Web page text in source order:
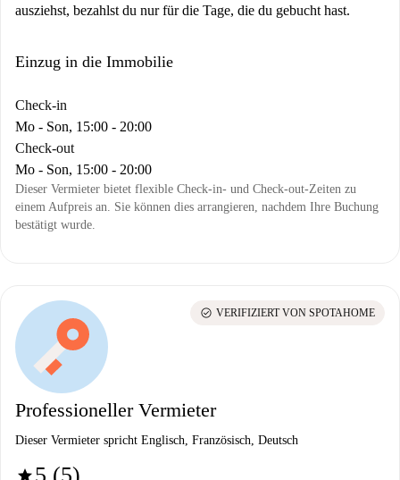
ausziehst, bezahlst du nur für die Tage, die du gebucht hast.
Einzug in die Immobilie
Check-in
Mo - Son, 15:00 - 20:00
Check-out
Mo - Son, 15:00 - 20:00
Dieser Vermieter bietet flexible Check-in- und Check-out-Zeiten zu
einem Aufpreis an. Sie können dies arrangieren, nachdem Ihre Buchung
bestätigt wurde.
Professioneller Vermieter
Dieser Vermieter spricht Englisch, Französisch, Deutsch
check_circle VERIFIZIERT VON SPOTAHOME